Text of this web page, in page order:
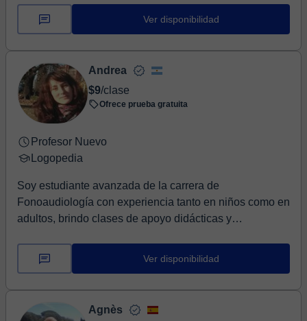
Ver disponibilidad
Andrea
$9/clase
Ofrece prueba gratuita
Profesor Nuevo
Logopedia
Soy estudiante avanzada de la carrera de
Fonoaudiología con experiencia tanto en niños como en
adultos, brindo clases de apoyo didácticas y
Ver disponibilidad
Agnès